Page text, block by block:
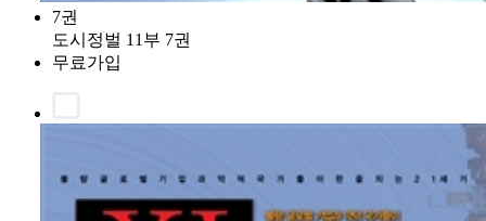
7권
도시정벌 11부 7권
무료가입